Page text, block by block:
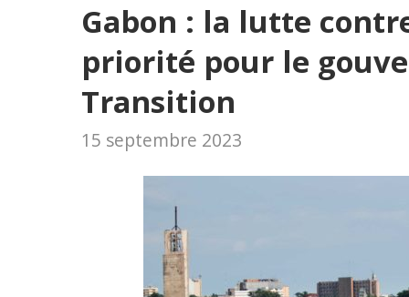
Gabon : la lutte
priorité pour le
Transition
15 septembre 2023